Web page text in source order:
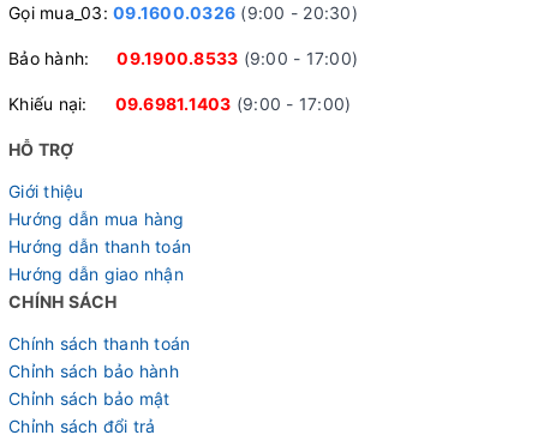
Gọi mua_03: 09.1600.0326 (9:00 - 20:30)
Bảo hành:09.1900.8533 (9:00 - 17:00)
Khiếu nại: 09.6981.1403 (9:00 - 17:00)
HỖ TRỢ
Giới thiệu
Hướng dẫn mua hàng
Hướng dẫn thanh toán
Hướng dẫn giao nhận
CHÍNH SÁCH
Chính sách thanh toán
Chỉnh sách bảo hành
Chỉnh sách bảo mật
Chỉnh sách đổi trả